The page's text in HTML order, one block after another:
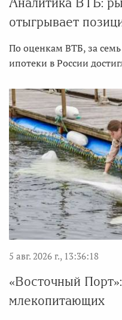
отыгрывает
По оценкам ВТБ, за
ипотеки в России
5 авг. 2026 г., 13:36:18
«Восточный
млекопитающих